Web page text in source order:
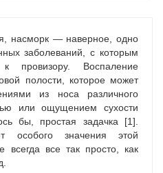
насморк — наверное, одно
заболеваний, с которым
провизору. Воспаление
полости, которое может
из носа различного
или ощущением сухости
бы, простая задачка [1].
особого значения этой
все так просто, как